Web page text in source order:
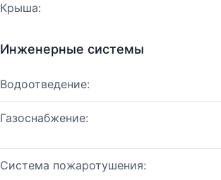
Крыша:
Инженерные системы
Водоотведение:
Газоснабжение:
Система пожаротушения: